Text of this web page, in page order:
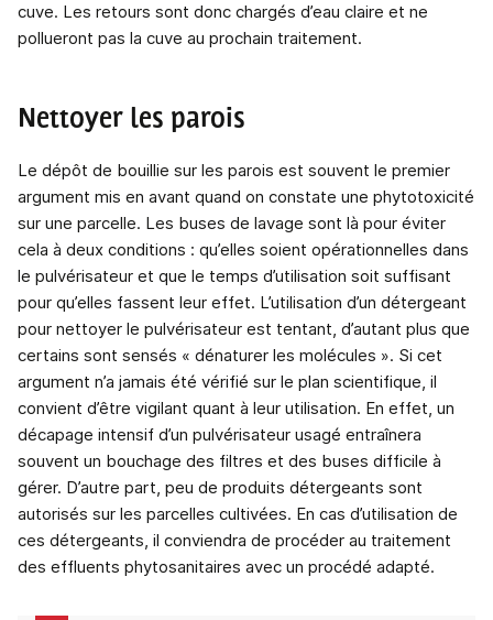
cuve. Les retours sont donc chargés d’eau claire et ne
pollueront pas la cuve au prochain traitement.
Nettoyer les parois
Le dépôt de bouillie sur les parois est souvent le premier
argument mis en avant quand on constate une phytotoxicité
sur une parcelle. Les buses de lavage sont là pour éviter
cela à deux conditions : qu’elles soient opérationnelles dans
le pulvérisateur et que le temps d’utilisation soit suffisant
pour qu’elles fassent leur effet. L’utilisation d’un détergeant
pour nettoyer le pulvérisateur est tentant, d’autant plus que
certains sont sensés « dénaturer les molécules ». Si cet
argument n’a jamais été vérifié sur le plan scientifique, il
convient d’être vigilant quant à leur utilisation. En effet, un
décapage intensif d’un pulvérisateur usagé entraînera
souvent un bouchage des filtres et des buses difficile à
gérer. D’autre part, peu de produits détergeants sont
autorisés sur les parcelles cultivées. En cas d’utilisation de
ces détergeants, il conviendra de procéder au traitement
des effluents phytosanitaires avec un procédé adapté.